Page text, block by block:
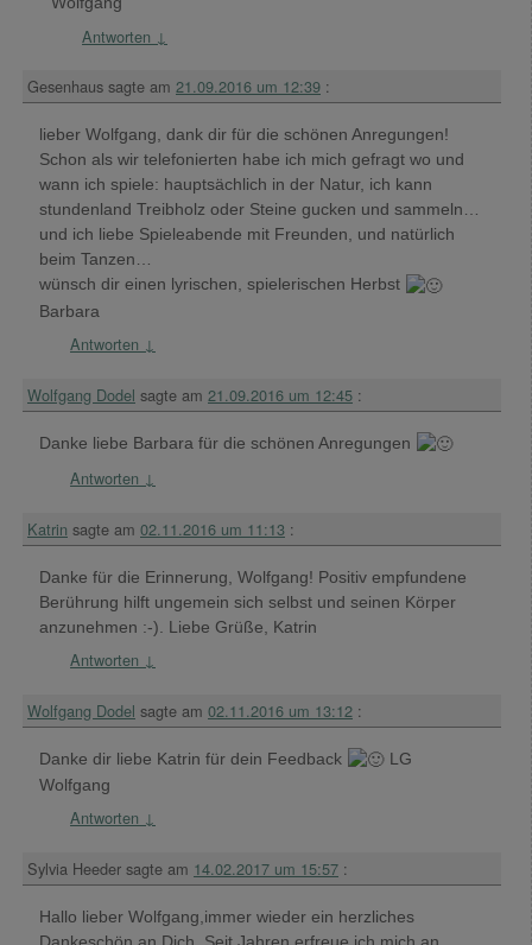
Antworten ↓
Gesenhaus sagte am 21.09.2016 um 12:39 :
lieber Wolfgang, dank dir für die schönen Anregungen!
Schon als wir telefonierten habe ich mich gefragt wo und
wann ich spiele: hauptsächlich in der Natur, ich kann
stundenland Treibholz oder Steine gucken und sammeln…
und ich liebe Spieleabende mit Freunden, und natürlich
beim Tanzen…
wünsch dir einen lyrischen, spielerischen Herbst
Barbara
Antworten ↓
Wolfgang Dodel sagte am 21.09.2016 um 12:45 :
Danke liebe Barbara für die schönen Anregungen
Antworten ↓
Katrin sagte am 02.11.2016 um 11:13 :
Danke für die Erinnerung, Wolfgang! Positiv empfundene
Berührung hilft ungemein sich selbst und seinen Körper
anzunehmen :-). Liebe Grüße, Katrin
Antworten ↓
Wolfgang Dodel sagte am 02.11.2016 um 13:12 :
Danke dir liebe Katrin für dein Feedback
LG
Wolfgang
Antworten ↓
Sylvia Heeder sagte am 14.02.2017 um 15:57 :
Hallo lieber Wolfgang,immer wieder ein herzliches